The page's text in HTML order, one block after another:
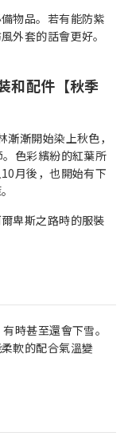
物品。若有能防紫
外套的話會更好。
和配件【秋季
漸開始染上秋色，
色彩繽紛的紅葉所
月後，也開始有下
卑斯之路時的服裝
時甚至還會下雪。
軟的配合氣溫變